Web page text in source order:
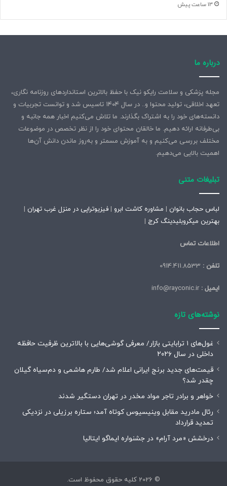
13 ساعت پیش
درباره ما
مجله پزشکی و سلامت رایکو نیک با حفظ بالاترین استانداردهای روزنامه نگاری،
تعهد اخلاقی، تولید محتوا و.. در سال ۱۴۰۴ تاسیس شد و توانست تجربیات و
دانسته‌های خود را به اشتراک بگذارند. ما تلاش می‌کنیم اخبار همه جانبه و
بی‌طرفانه ارائه دهیم. ما خالقان محتوای خود را از نظر تخصص در موضوعات
مختلف بررسی می‌کنیم و به آموزش مسمتر و به‌روز ماندن دانش آن‌ها
اهمیت بالایی می‌دهیم.
تبلیغات متنی
لباس حجاب بانوان | مشاوره کاشت ابرو | فیزیوتراپی در منزل غرب تهران |
بهترین میکروبلیدینگ کرج |
اطلاعات تماس
تلفن :
ایمیل :
نوشته‌های تازه
غول‌های ۱ ترابایتی بازار/ معرفی گوشی‌هایی با بالاترین ظرفیت حافظه
داخلی در سال ۲۰۲۶
قیمت‌های جدید برنج ایرانی اعلام شد/ طارم هاشمی و دم‌سیاه گیلان
چقدر شد؟
خواهر و برادر تاجر مواد مخدر در تهران دستگیر شدند
رئال مادرید مقابل وینیسیوس کوتاه آمد؛ ستاره برزیلی در نزدیکی
تمدید قرارداد
درخشش «مرد آرام» در جشنواره ایماگو ایتالیا
© 2026 کلیه حقوق محفوظ است.